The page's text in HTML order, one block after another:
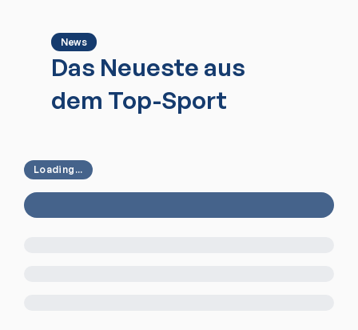
News
Das Neueste aus
dem Top-Sport
Loading...